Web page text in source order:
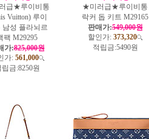
급★루이비통
Vuitton) 루이
남성 플라뇌르
팩 M29295
가:825,000원
가: 561,000
립금:8250원
★미러급★루이비통
락커 돕 키트 M29165
판매가:549,000원
할인가: 373,320
적립금:5490원